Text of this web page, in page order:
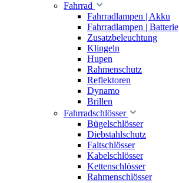
Fahrrad
Fahrradlampen | Akku
Fahrradlampen | Batterie
Zusatzbeleuchtung
Klingeln
Hupen
Rahmenschutz
Reflektoren
Dynamo
Brillen
Fahrradschlösser
Bügelschlösser
Diebstahlschutz
Faltschlösser
Kabelschlösser
Kettenschlösser
Rahmenschlösser